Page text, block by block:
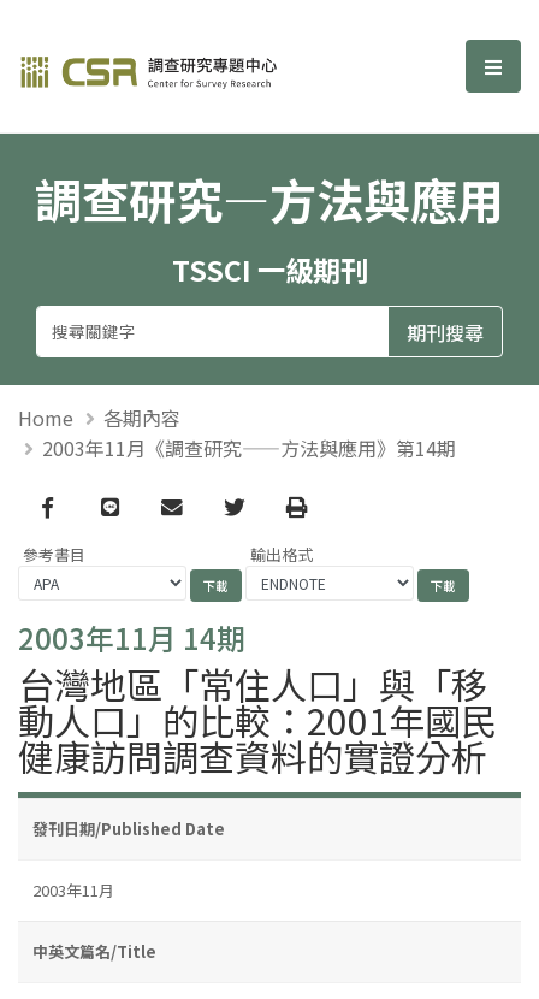
調查研究—方法與應用期刊 選
調查研究—方法與應用
TSSCI 一級期刊
Home
各期內容
2003年11月《調查研究——方法與應用》第14期
Facebook
line email TwitterPrint
參考書目 輸出格式
2003年11月 14期
台灣地區「常住人口」與「移
動人口」的比較：2001年國民
健康訪問調查資料的實證分析
發刊日期/Published Date
2003年11月
中英文篇名/Title